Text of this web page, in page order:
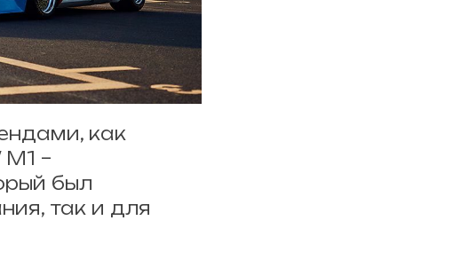
как
–
был
так и для